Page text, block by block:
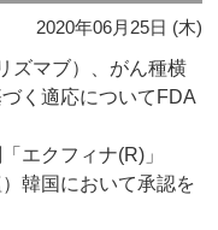
2020年06月25日 (木)
ズマブ）、がん種横
く適応についてFDA
エクフィナ(R)」
韓国において承認を